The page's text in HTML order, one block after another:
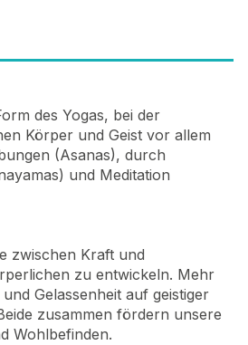
des Yogas, bei der
Körper und Geist vor allem
(Asanas), durch
und Meditation
zwischen Kraft und
zu entwickeln. Mehr
Gelassenheit auf geistiger
zusammen fördern unsere
Wohlbefinden.